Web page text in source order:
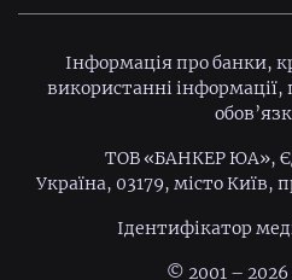
Інформація про банки,
використанні інформації,
ТОВ «БАНКЕР ЮА»,
Україна, 03179, місто Київ,
Ідентифiкатор
© 2001 – 2026